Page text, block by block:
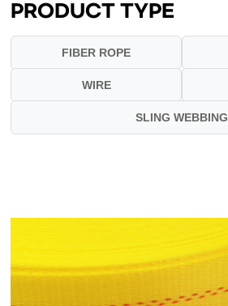
PRODUCT TYPE
FIBER ROPE
WIRE
SLING WEBBING